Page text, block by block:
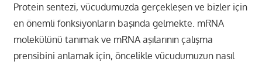
Protein sentezi, vücudumuzda gerçekleşen ve bizler için
en önemli fonksiyonların başında gelmekte. mRNA
molekülünü tanımak ve mRNA aşılarının çalışma
prensibini anlamak için, öncelikle vücudumuzun nasıl